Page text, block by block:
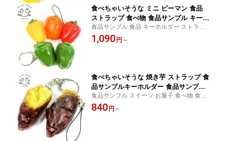
食べちゃいそうな ミニ ピーマン 食品
ストラップ 食べ物 食品サンプル キーホ
ルダー
食品サンプル 食品 キーホルダー ストラッ
プ プレゼント 贈り物 おみやげ に最適
1,090 円 ～
食べちゃいそうな 焼き芋 ストラップ 食
品サンプルキーホルダー 食品サンプル
スイーツ 食品 食べ物 キーホルダー
食品サンプル スイーツ お菓子 食べ物 食品
キーホルダー ストラップ プレゼント 贈り
物 おみやげ に最適 食品サンプルキーホル
840 円 ～